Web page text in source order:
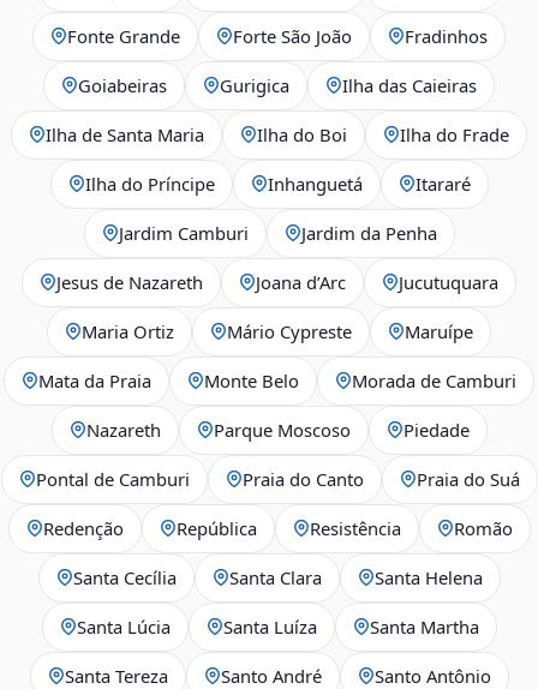
Fonte Grande Forte São João Fradinhos
Goiabeiras Gurigica Ilha das Caieiras
Ilha de Santa Maria Ilha do Boi Ilha do Frade
Ilha do Príncipe Inhanguetá Itararé
Jardim Camburi Jardim da Penha
Jesus de Nazareth Joana d’Arc Jucutuquara
Maria Ortiz Mário Cypreste Maruípe
Mata da Praia Monte Belo Morada de Camburi
Nazareth Parque Moscoso Piedade
Pontal de Camburi Praia do Canto Praia do Suá
Redenção República Resistência Romão
Santa Cecília Santa Clara Santa Helena
Santa Lúcia Santa Luíza Santa Martha
Santa Tereza Santo André Santo Antônio